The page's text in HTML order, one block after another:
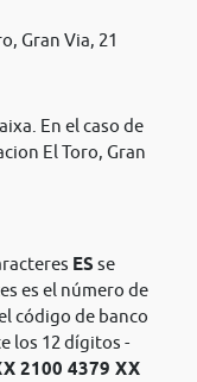
Gran Via, 21
En el caso de
El Toro, Gran
ES se
es el número de
código de banco
los 12 dígitos -
2100 4379 XX